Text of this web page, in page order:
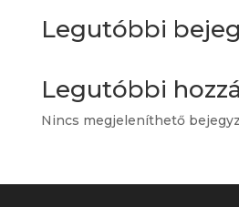
Legutóbbi
Legutóbbi
Nincs megjeleníthető